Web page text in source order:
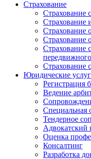
Страхование
Страхование
Страхование
Страхование
Страхование
Страхование
Страхование
Юридические
Регистрация
Ведение
Специальная
Тендерное
Адвокатский
Оценка
Консалтинг
Разработка